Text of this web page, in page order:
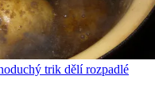
trik dělí rozpadlé